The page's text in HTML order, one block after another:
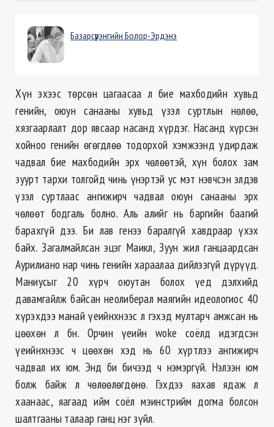
Базарсүрэнгийн Болор-Эрдэнэ
Хүн эхээс төрсөн цагаасаа л бие махбодийн хувьд
генийн, оюун санааны хувьд үзэл суртлын нөлөө,
хязгаарлалт дор явсаар насанд хүрдэг. Насанд хүрсэн
хойноо генийн өгөгдлөө тодорхой хэмжээнд удирдаж
чадвал бие махбодийн эрх чөлөөтэй, хүн болох зам
зуурт тархи толгойд чинь үнэртэй ус мэт нэвчсэн элдэв
үзэл суртлаас ангижирч чадвал оюун санааны эрх
чөлөөт бодгаль болно. Аль алийг нь баргийн баагий
барахгүй дээ. Би лав генээ баралгүй хавдраар үхэх
байх. Загалмайлсан эцэг Маикл, Зуун жил ганцаардсан
Аурилиано нар чинь генийн хараалаа дийлээгүй дүрүүд.
Маниусыг 20 хүрч оюутан болох үед дэлхийд
давамгайлж байсан неолиберал маягийн идеологиос 40
хүрэхдээ манай үеийнхнээс л гэхэд мултарч амжсан нь
цөөхөн л бн. Орчин үеийн woke соёлд идэгдсэн
үеийнхнээс ч цөөхөн хэд нь 60 хүртлээ ангижирч
чадвал их юм. Энд би бичээд ч нэмэргүй. Нэлээн юм
болж байж л чөлөөлөгдөнө. Гэхдээ яахав ядаж л
хаанаас, яагаад ийм соёл мэинстрийм догма болсон
шалтгааны талаар ганц нэг зүйл.